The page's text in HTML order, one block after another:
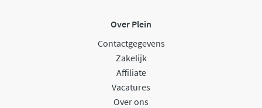
Over Plein
Contactgegevens
Zakelijk
Affiliate
Vacatures
Over ons